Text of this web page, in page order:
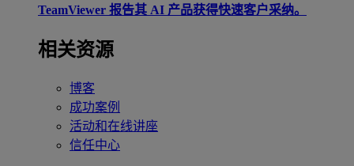
TeamViewer 报告其 AI 产品获得快速客户采纳。
相关资源
博客
成功案例
活动和在线讲座
信任中心